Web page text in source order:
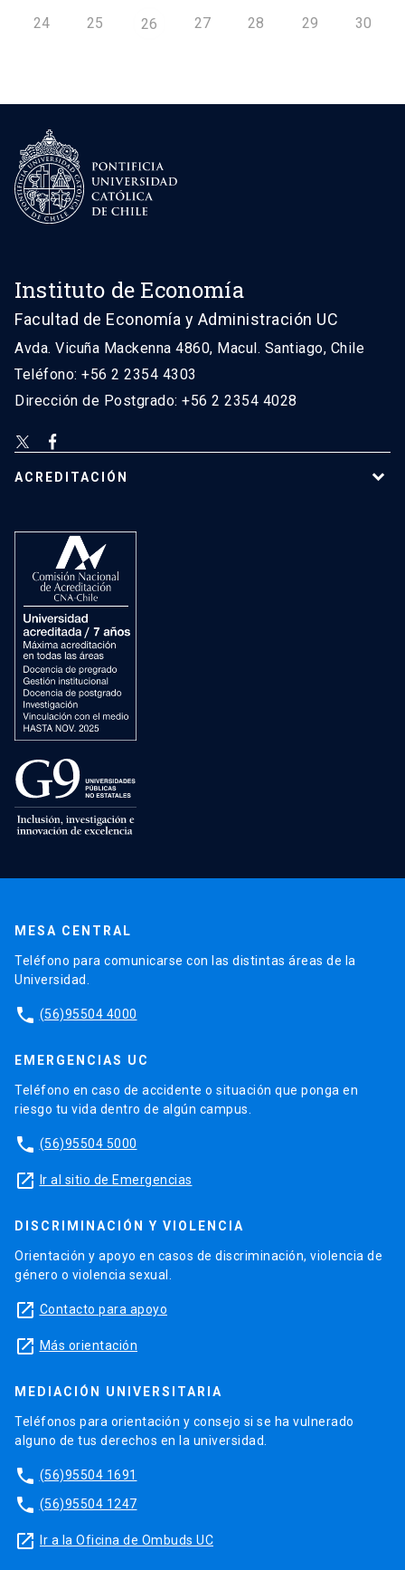
24 25 26 27 28 29 30
Instituto de Economía
Facultad de Economía y Administración UC
Avda. Vicuña Mackenna 4860, Macul. Santiago, Chile
Teléfono: +56 2 2354 4303
Dirección de Postgrado: +56 2 2354 4028
ACREDITACIÓN
MESA CENTRAL
Teléfono para comunicarse con las distintas áreas de la
Universidad.
phone (56)95504 4000
EMERGENCIAS UC
Teléfono en caso de accidente o situación que ponga en
riesgo tu vida dentro de algún campus.
phone (56)95504 5000
launch Ir al sitio de Emergencias
DISCRIMINACIÓN Y VIOLENCIA
Orientación y apoyo en casos de discriminación, violencia de
género o violencia sexual.
launch Contacto para apoyo
launch Más orientación
MEDIACIÓN UNIVERSITARIA
Teléfonos para orientación y consejo si se ha vulnerado
alguno de tus derechos en la universidad.
phone (56)95504 1691
phone (56)95504 1247
launch Ir a la Oficina de Ombuds UC